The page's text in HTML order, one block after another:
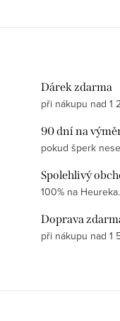
Dárek zdarma
při nákupu nad 1
90 dní na
pokud šperk
Spolehlivý
100% na
Doprava
při nákupu nad 1